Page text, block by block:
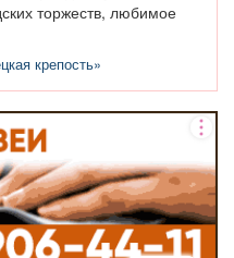
торжеств, любимое
крепость»